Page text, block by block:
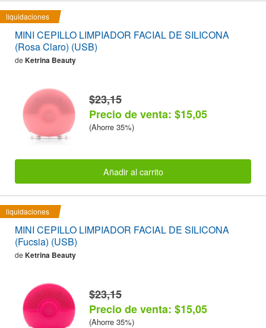
liquidaciones
MINI CEPILLO LIMPIADOR FACIAL DE SILICONA
(Rosa Claro) (USB)
de Ketrina Beauty
$23,15
Precio de venta: $15,05
(Ahorre 35%)
Añadir al carrito
liquidaciones
MINI CEPILLO LIMPIADOR FACIAL DE SILICONA
(Fucsia) (USB)
de Ketrina Beauty
$23,15
Precio de venta: $15,05
(Ahorre 35%)